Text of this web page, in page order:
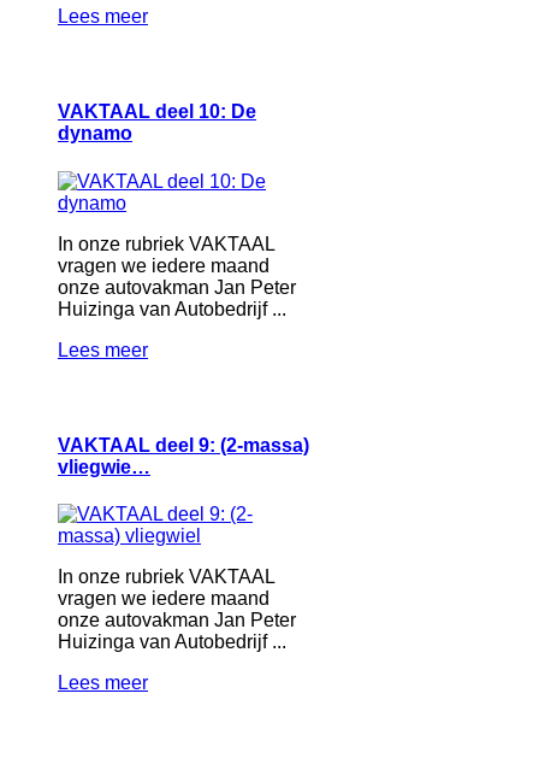
Lees meer
VAKTAAL deel 10: De
dynamo
In onze rubriek VAKTAAL
vragen we iedere maand
onze autovakman Jan Peter
Huizinga van Autobedrijf ...
Lees meer
VAKTAAL deel 9: (2-massa)
vliegwie…
In onze rubriek VAKTAAL
vragen we iedere maand
onze autovakman Jan Peter
Huizinga van Autobedrijf ...
Lees meer